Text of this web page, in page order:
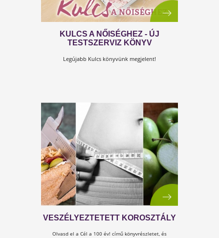
MI A NŐ? - VÉGTELEN SZERETET
Dr Suba Réka orvos, édesanya, könyvszerző